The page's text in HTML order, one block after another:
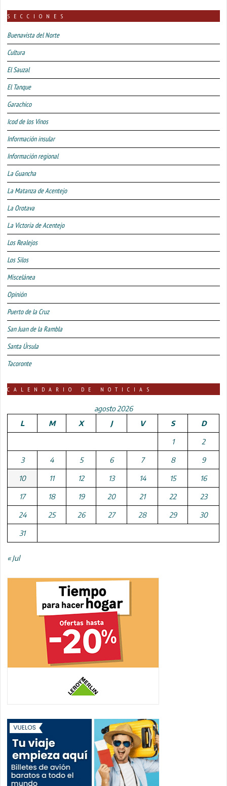
SECCIONES
Buenavista del Norte
Cultura
El Sauzal
El Tanque
Garachico
Icod de los Vinos
Información insular
Información regional
La Guancha
La Matanza de Acentejo
La Orotava
La Victoria de Acentejo
Los Realejos
Los Silos
Miscelánea
Opinión
Puerto de la Cruz
San Juan de la Rambla
Santa Úrsula
Tacoronte
CALENDARIO DE NOTICIAS
agosto 2026
L
M X J V S D
1 2
3 4 5 6 7 8 9
10 11 12 13 14 15 16
17 18 19 20 21 22 23
24 25 26 27 28 29 30
31
« Jul